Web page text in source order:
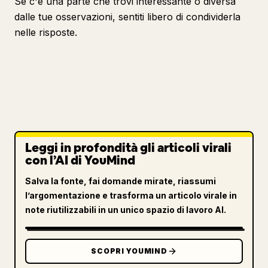
dalle tue osservazioni, sentiti libero di condividerla
nelle risposte.
Leggi in profondità gli articoli virali
con l’AI di YouMind
Salva la fonte, fai domande mirate, riassumi
l’argomentazione e trasforma un articolo virale in
note riutilizzabili in un unico spazio di lavoro AI.
SCOPRI YOUMIND